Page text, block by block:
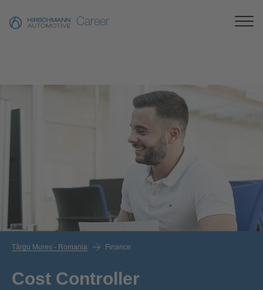
Career
Târgu Mureș - Romania Finance
Cost Controller